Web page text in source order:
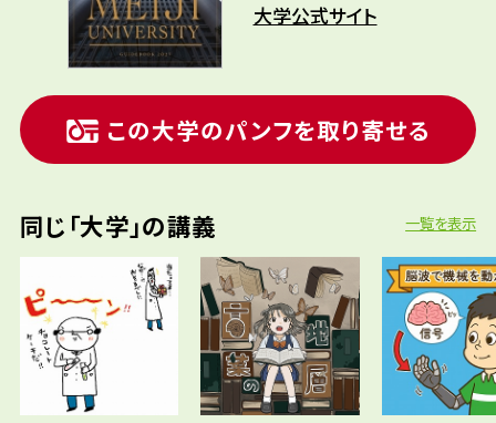
大学公式サイト
この大学のパンフを取り寄せる
同じ「大学」の講義 一覧を表示